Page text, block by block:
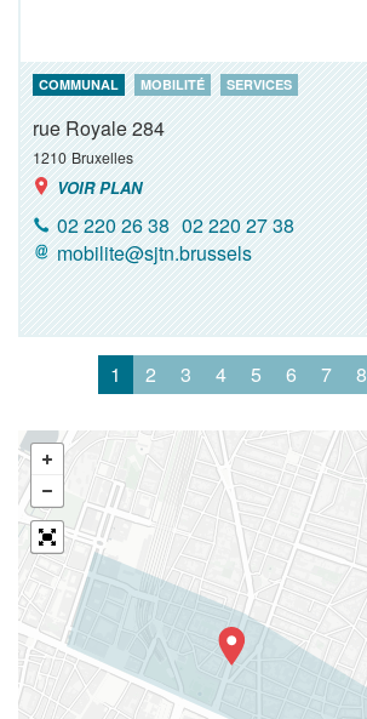
COMMUNAL MOBILITÉ SERVICES
rue Royale 284
1210 Bruxelles
VOIR PLAN
02 220 26 38 02 220 27 38
mobilite@sjtn.brussels
1 2 3 4 5 6 7 8